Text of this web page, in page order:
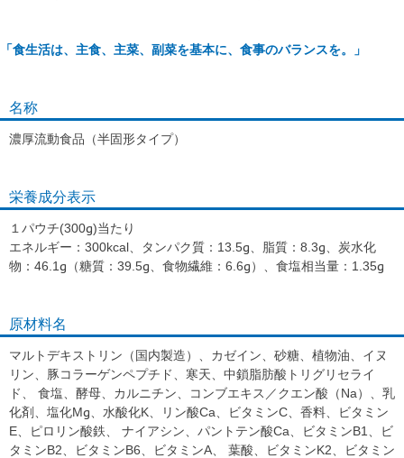
「食生活は、主食、主菜、副菜を基本に、食事のバランスを。」
名称
濃厚流動食品（半固形タイプ）
栄養成分表示
１パウチ(300g)当たり
エネルギー：300kcal、タンパク質：13.5g、脂質：8.3g、炭水化
物：46.1g（糖質：39.5g、食物繊維：6.6g）、食塩相当量：1.35g
原材料名
マルトデキストリン（国内製造）、カゼイン、砂糖、植物油、イヌ
リン、豚コラーゲンペプチド、寒天、中鎖脂肪酸トリグリセライ
ド、 食塩、酵母、カルニチン、コンブエキス／クエン酸（Na）、乳
化剤、塩化Mg、水酸化K、リン酸Ca、ビタミンC、香料、ビタミン
E、ピロリン酸鉄、 ナイアシン、パントテン酸Ca、ビタミンB1、ビ
タミンB2、ビタミンB6、ビタミンA、 葉酸、ビタミンK2、ビタミン